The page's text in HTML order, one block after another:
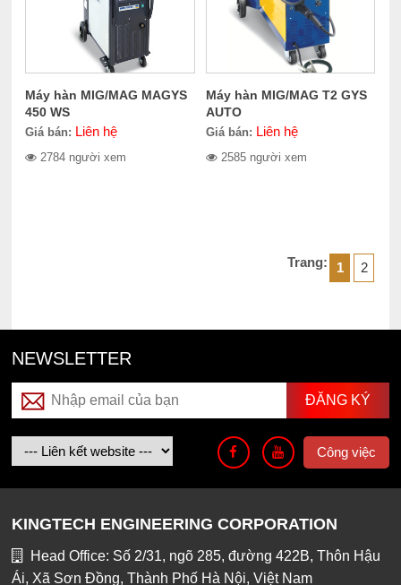
Máy hàn MIG/MAG MAGYS
450 WS
Giá bán: Liên hệ
2784 người xem
Máy hàn MIG/MAG T2 GYS
AUTO
Giá bán: Liên hệ
2585 người xem
Trang: 1 2
NEWSLETTER
Công việc
KINGTECH ENGINEERING CORPORATION
Head Office: Số 2/31, ngõ 285, đường 422B, Thôn Hậu
Ái, Xã Sơn Đồng, Thành Phố Hà Nội, Việt Nam